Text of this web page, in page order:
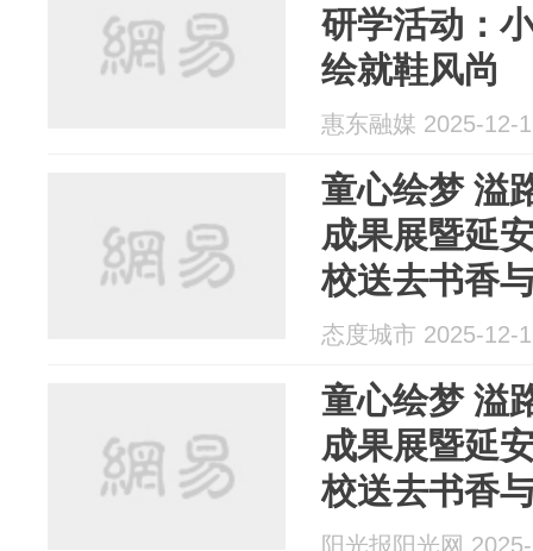
研学活动：
绘就鞋风尚
惠东融媒 2025-12-
童心绘梦 溢
成果展暨延
校送去书香
态度城市 2025-12-
童心绘梦 溢
成果展暨延
校送去书香
阳光报阳光网